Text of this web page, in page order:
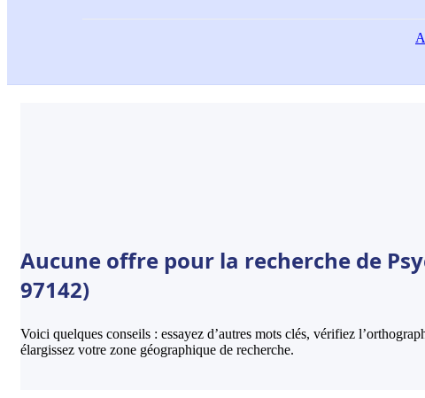
Aucune offre pour la recherche de
97142)
Voici quelques conseils : essayez d’autres mots clés, vérifiez
élargissez votre zone géographique de recherche.